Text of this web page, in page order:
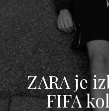
ZARA je
FIFA